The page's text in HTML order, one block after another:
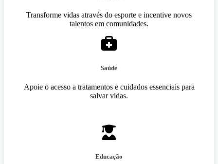
Transforme vidas através do esporte e incentive novos
talentos em comunidades.
Saúde
Apoie o acesso a tratamentos e cuidados essenciais para
salvar vidas.
Educação